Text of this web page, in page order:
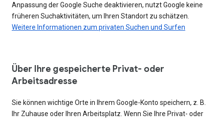
Anpassung der Google Suche deaktivieren, nutzt Google keine
früheren Suchaktivitäten, um Ihren Standort zu schätzen.
Weitere Informationen zum privaten Suchen und Surfen
Über Ihre gespeicherte Privat- oder
Arbeitsadresse
Sie können wichtige Orte in Ihrem Google-Konto speichern, z. B.
Ihr Zuhause oder Ihren Arbeitsplatz. Wenn Sie Ihre Privat- oder